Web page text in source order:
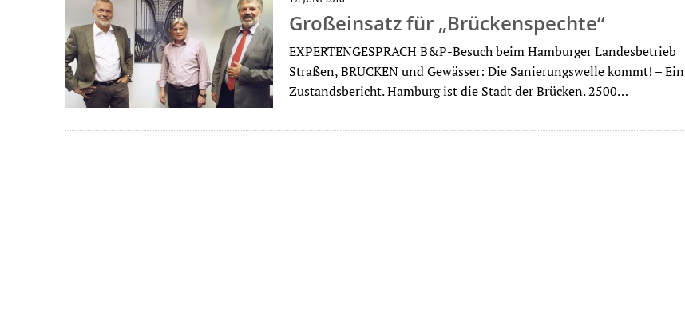
Großeinsatz für „Brückenspechte“
EXPERTENGESPRÄCH B&P-Besuch beim Hamburger Landesbetrieb
Straßen, BRÜCKEN und Gewässer: Die Sanierungswelle kommt! – Ein
Zustandsbericht. Hamburg ist die Stadt der Brücken. 2500…